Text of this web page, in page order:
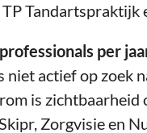
Tandartspraktijk
per
actief op zoek
is zichtbaarheid
Zorgvisie en